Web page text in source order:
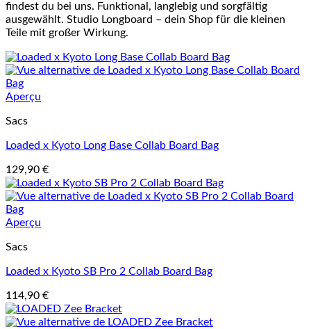
findest du bei uns. Funktional, langlebig und sorgfältig
ausgewählt. Studio Longboard – dein Shop für die kleinen
Teile mit großer Wirkung.
Aperçu
Sacs
Loaded x Kyoto Long Base Collab Board Bag
129,90 €
Aperçu
Sacs
Loaded x Kyoto SB Pro 2 Collab Board Bag
114,90 €